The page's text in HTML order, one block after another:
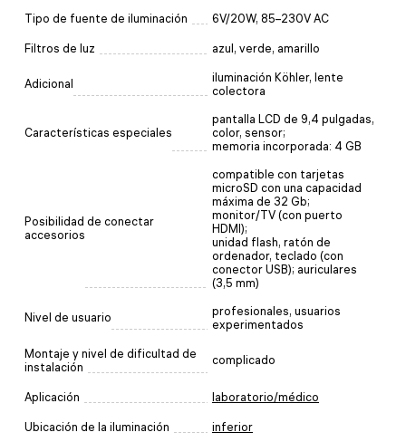
Tipo de fuente de iluminación 6V/20W, 85–230V AC
Filtros de luz azul, verde, amarillo
Adicional
iluminación Köhler, lente
colectora
Características especiales
pantalla LCD de 9,4 pulgadas,
color, sensor;
memoria incorporada: 4 GB
Posibilidad de conectar
accesorios
compatible con tarjetas
microSD con una capacidad
máxima de 32 Gb;
monitor/TV (con puerto
HDMI);
unidad flash, ratón de
ordenador, teclado (con
conector USB); auriculares
(3,5 mm)
Nivel de usuario
profesionales, usuarios
experimentados
Montaje y nivel de dificultad de
instalación
complicado
Aplicación laboratorio/médico
Ubicación de la iluminación inferior